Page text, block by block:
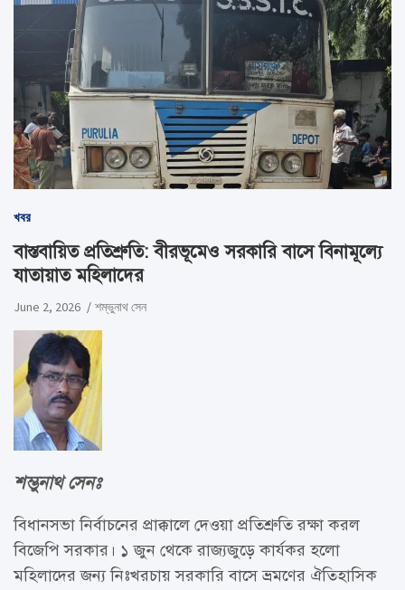
খবর
বাস্তবায়িত প্রতিশ্রুতি: বীরভূমেও সরকারি বাসে বিনামূল্যে
যাতায়াত মহিলাদের
June 2, 2026 শম্ভুনাথ সেন
শম্ভুনাথ সেনঃ
বিধানসভা নির্বাচনের প্রাক্কালে দেওয়া প্রতিশ্রুতি রক্ষা করল
বিজেপি সরকার। ১ জুন থেকে রাজ্যজুড়ে কার্যকর হলো
মহিলাদের জন্য নিঃখরচায় সরকারি বাসে ভ্রমণের ঐতিহাসিক